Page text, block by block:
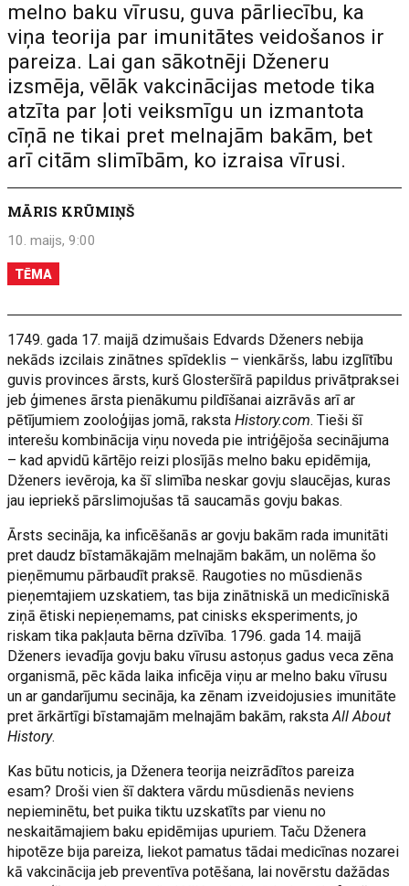
melno baku vīrusu, guva pārliecību, ka
viņa teorija par imunitātes veidošanos ir
pareiza. Lai gan sākotnēji Dženeru
izsmēja, vēlāk vakcinācijas metode tika
atzīta par ļoti veiksmīgu un izmantota
cīņā ne tikai pret melnajām bakām, bet
arī citām slimībām, ko izraisa vīrusi.
MĀRIS KRŪMIŅŠ
10. maijs, 9:00
TĒMA
1749. gada 17. maijā dzimušais Edvards Dženers nebija
nekāds izcilais zinātnes spīdeklis – vienkāršs, labu izglītību
guvis provinces ārsts, kurš Glosteršīrā papildus privātpraksei
jeb ģimenes ārsta pienākumu pildīšanai aizrāvās arī ar
pētījumiem zooloģijas jomā, rakstaHistory.com. Tieši šī
interešu kombinācija viņu noveda pie intriģējoša secinājuma
– kad apvidū kārtējo reizi plosījās melno baku epidēmija,
Dženers ievēroja, ka šī slimība neskar govju slaucējas, kuras
jau iepriekš pārslimojušas tā saucamās govju bakas.
Ārsts secināja, ka inficēšanās ar govju bakām rada imunitāti
pret daudz bīstamākajām melnajām bakām, un nolēma šo
pieņēmumu pārbaudīt praksē. Raugoties no mūsdienās
pieņemtajiem uzskatiem, tas bija zinātniskā un medicīniskā
ziņā ētiski nepieņemams, pat cinisks eksperiments, jo
riskam tika pakļauta bērna dzīvība. 1796. gada 14. maijā
Dženers ievadīja govju baku vīrusu astoņus gadus veca zēna
organismā, pēc kāda laika inficēja viņu ar melno baku vīrusu
un ar gandarījumu secināja, ka zēnam izveidojusies imunitāte
pret ārkārtīgi bīstamajām melnajām bakām, rakstaAll About
History.
Kas būtu noticis, ja Dženera teorija neizrādītos pareiza
esam? Droši vien šī daktera vārdu mūsdienās neviens
nepieminētu, bet puika tiktu uzskatīts par vienu no
neskaitāmajiem baku epidēmijas upuriem. Taču Dženera
hipotēze bija pareiza, liekot pamatus tādai medicīnas nozarei
kā vakcinācija jeb preventīva potēšana, lai novērstu dažādas